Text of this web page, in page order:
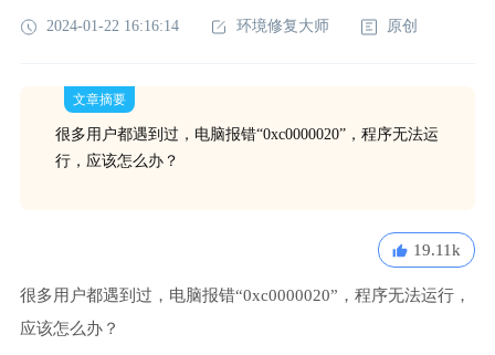
2024-01-22 16:16:14 环境修复大师 原创
文章摘要
很多用户都遇到过，电脑报错“0xc0000020”，程序无法运
行，应该怎么办？
19.11k
很多用户都遇到过，电脑报错“0xc0000020”，程序无法运行，
应该怎么办？